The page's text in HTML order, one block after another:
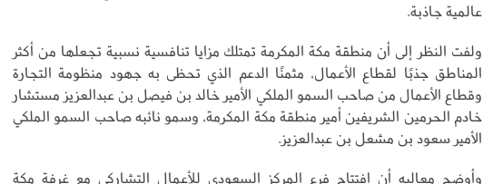
عالمية جاذبة.
ولفت النظر إلى أن منطقة مكة المكرمة تمتلك مزايا تنافسية نسبية تجعلها من أكثر
المناطق جذبًا لقطاع الأعمال، مثمنًا الدعم الذي تحظى به جهود منظومة التجارة
وقطاع الأعمال من صاحب السمو الملكي الأمير خالد بن فيصل بن عبدالعزيز مستشار
خادم الحرمين الشريفين أمير منطقة مكة المكرمة، وسمو نائبه صاحب السمو الملكي
الأمير سعود بن مشعل بن عبدالعزيز.
وأوضح معاليه أن افتتاح فرع المركز السعودي للأعمال التشاركي مع غرفة مكة